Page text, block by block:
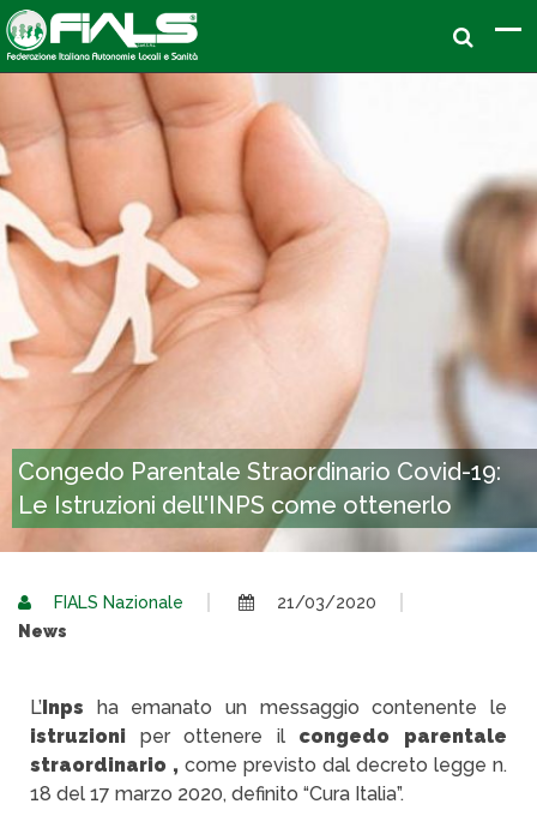
Congedo Parentale Straordinario Covid-19:
Le Istruzioni dell'INPS come ottenerlo
FIALS Nazionale
21/03/2020
News
L’Inps ha emanato un messaggio contenente le
istruzioni per ottenere il congedo
parentale
straordinario , come previsto dal decreto legge n.
18 del 17 marzo 2020, definito “Cura Italia”.